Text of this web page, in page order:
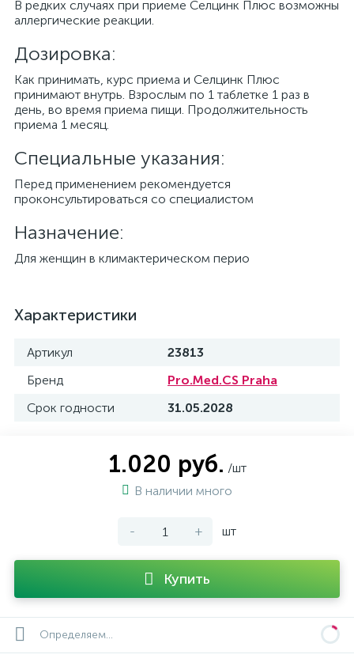
В редких случаях при приеме Селцинк Плюс возможны
аллергические реакции.
Дозировка:
Как принимать, курс приема и Селцинк Плюс
принимают внутрь. Взрослым по 1 таблетке 1 раз в
день, во время приема пищи. Продолжительность
приема 1 месяц.
Специальные указания:
Перед применением рекомендуется
проконсультироваться со специалистом
Назначение:
Для женщин в климактерическом перио
Характеристики
Артикул
23813
Бренд
Pro.Med.CS Praha
Срок годности
31.05.2028
1.020 руб. /шт
В наличии много
- + шт
Купить
Определяем...